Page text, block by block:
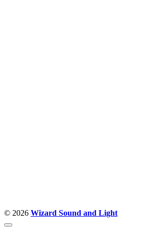
© 2026 Wizard Sound and Light